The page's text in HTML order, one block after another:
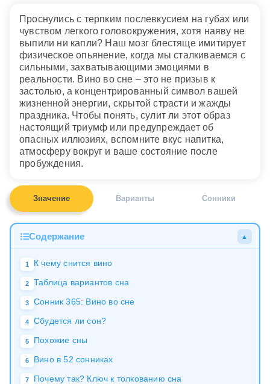
Проснулись с терпким послевкусием на губах или
чувством легкого головокружения, хотя наяву не
выпили ни капли? Наш мозг блестяще имитирует
физическое опьянение, когда мы сталкиваемся с
сильными, захватывающими эмоциями в
реальности. Вино во сне – это не призыв к
застолью, а концентрированный символ вашей
жизненной энергии, скрытой страсти и жажды
праздника. Чтобы понять, сулит ли этот образ
настоящий триумф или предупреждает об
опасных иллюзиях, вспомните вкус напитка,
атмосферу вокруг и ваше состояние после
пробуждения.
Значение Варианты Сонники
Содержание ▲
1 К чему снится вино
2 Таблица вариантов сна
3 Сонник 365: Вино во сне
4 Сбудется ли сон?
5 Похожие сны
6 Вино в 52 сонниках
7 Почему так? Ключ к толкованию сна